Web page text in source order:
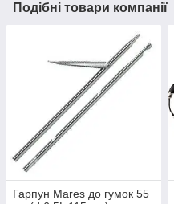
Подібні товари компанії
Гарпун Mares до гумок 55